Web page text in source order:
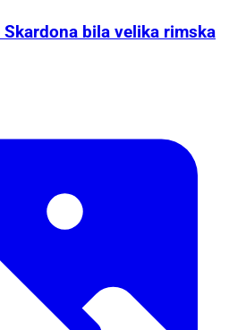
bila velika rimska